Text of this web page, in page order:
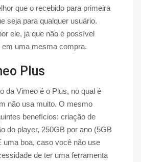
que o recebido para primeira
seja para qualquer usuário.
ele, já que não é possível
uma mesma compra.
Plus
da Vimeo é o Plus, no qual é
não usa muito. O mesmo
benefícios: criação de
do player, 250GB por ano (5GB
uma boa, caso você não use
de ter uma ferramenta